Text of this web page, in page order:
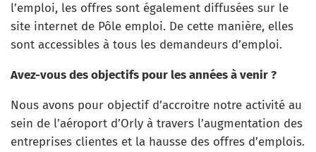
l’emploi, les offres sont également diffusées sur le
site internet de Pôle emploi. De cette manière, elles
sont accessibles à tous les demandeurs d’emploi.
Avez-vous des objectifs pour les années à venir ?
Nous avons pour objectif d’accroitre notre activité au
sein de l’aéroport d’Orly à travers l’augmentation des
entreprises clientes et la hausse des offres d’emplois.